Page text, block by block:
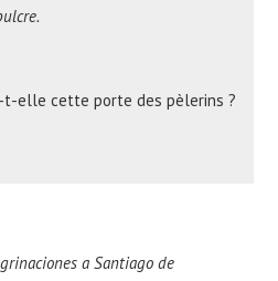
t-elle cette porte des pèlerins ?
a Santiago de